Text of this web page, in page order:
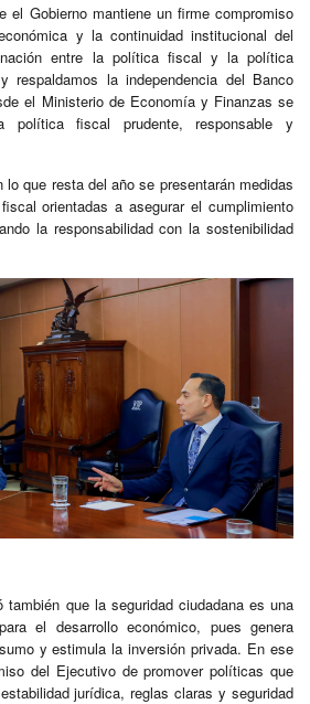
el Gobierno mantiene un firme compromiso
y la continuidad institucional del
entre la política fiscal y la política
respaldamos la independencia del Banco
el Ministerio de Economía y Finanzas se
política fiscal prudente, responsable y
que resta del año se presentarán medidas
orientadas a asegurar el cumplimiento
la responsabilidad con la sostenibilidad
que la seguridad ciudadana es una
el desarrollo económico, pues genera
y estimula la inversión privada. En ese
del Ejecutivo de promover políticas que
jurídica, reglas claras y seguridad